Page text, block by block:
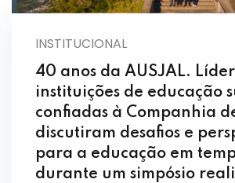
INSTITUCIONAL
40 anos da AUSJAL.
instituições de educação
confiadas à Companhia
discutiram desafios e
para a educação em
durante um simpósio